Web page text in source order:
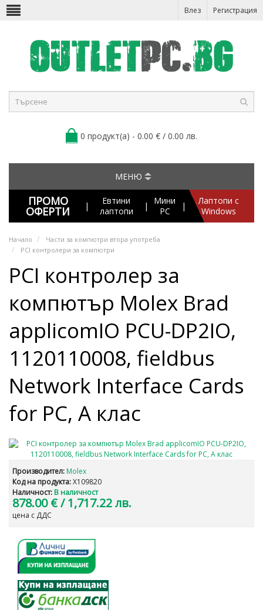
Влез Регистрация
0 продукт(а) - 0.00 € / 0.00 лв.
МЕНЮ
ПРОМО
ОФЕРТИ |
Евтини
лаптопи
|
Мини
PC
|
Лаптопи с
Windows
Начало
Части за компютри втора употреба
PCI контролери за компютри
PCI контролер за
компютър Molex Brad
applicomIO PCU-DP2IO,
1120110008, fieldbus
Network Interface Cards
for PC, A клас
Производител: Molex
Код на продукта:X109820
Наличност: В наличност
878.00 €/ 1,717.22 лв.
цена с ДДС